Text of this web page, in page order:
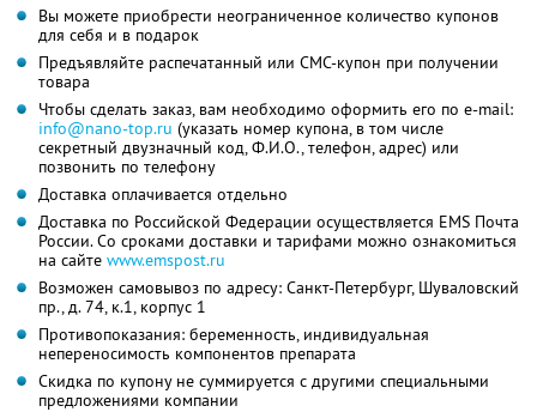
Вы можете приобрести неограниченное количество купонов
для себя и в подарок
Предъявляйте распечатанный или СМС-купон при получении
товара
Чтобы сделать заказ, вам необходимо оформить его по e-mail:
info@nano-top.ru (указать номер купона, в том числе
секретный двузначный код, Ф.И.О., телефон, адрес) или
позвонить по телефону
Доставка оплачивается отдельно
Доставка по Российской Федерации осуществляется EMS Почта
России. Со сроками доставки и тарифами можно ознакомиться
на сайте www.emspost.ru
Возможен самовывоз по адресу: Санкт-Петербург, Шуваловский
пр., д. 74, к.1, корпус 1
Противопоказания: беременность, индивидуальная
непереносимость компонентов препарата
Скидка по купону не суммируется с другими специальными
предложениями компании